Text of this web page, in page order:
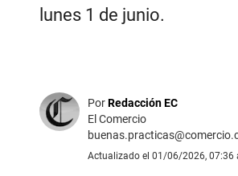
lunes 1 de junio.
PorRedacción EC
El Comercio
Actualizado el 01/06/2026, 07:36